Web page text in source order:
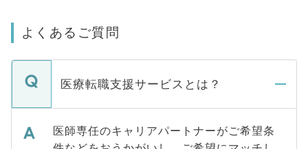
よくあるご質問
医療転職支援サービスとは？
医師専任のキャリアパートナーがご希望条